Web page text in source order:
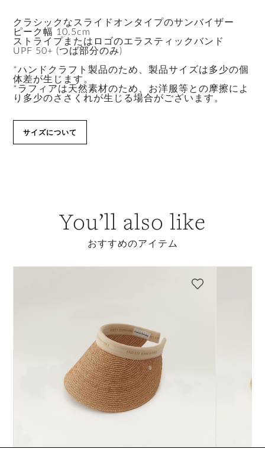
クラシックなスライドオンタイプのサンバイザー
ピーク幅 10.5cm
ストライプまたはロゴのエラスティックバンド
UPF 50+ (つば部分のみ)
*ハンドクラフト製品のため、製品サイズは多少の個
体差が生じます。
*ラフィアは天然素材のため、お洋服等との摩擦によ
り多少のささくれが生じる場合がございます。
サイズについて
You’ll also like
おすすめのアイテム